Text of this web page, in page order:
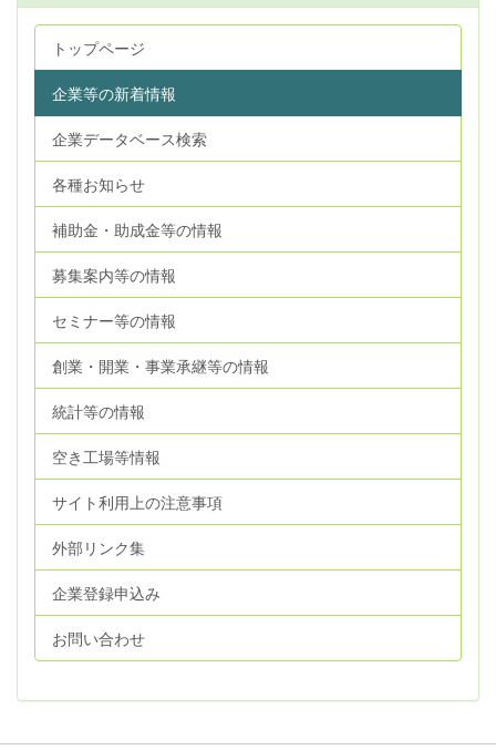
トップページ
企業等の新着情報
企業データベース検索
各種お知らせ
補助金・助成金等の情報
募集案内等の情報
セミナー等の情報
創業・開業・事業承継等の情報
統計等の情報
空き工場等情報
サイト利用上の注意事項
外部リンク集
企業登録申込み
お問い合わせ